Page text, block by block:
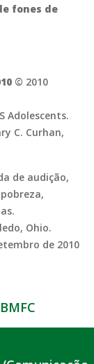
fones de
© 2010
Adolescents.
C. Curhan,
de audição,
Ohio.
de 2010